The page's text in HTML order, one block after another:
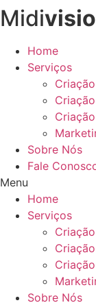
Ir
para
conteúdo
Midi
Home
Serviços
Sobre Nós
Fale
Menu
Home
Serviços
Sobre Nós